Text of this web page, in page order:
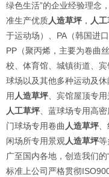
绿色生活”的企业经验理念
准生产优质人造草坪 ， 人
于运动场）、PA（韩国进
PP（聚丙烯，主要为卷曲
校、体育馆、城镇街道、
球场以及其他多种运动及
用 人造草坪 、宾馆屋顶专
人工草坪 、蓝球场专用高
门球场专用卷曲 人造草坪
闲场所专用景观 人造草坪等
广至国内各地，创造我们
标准上公司严格贯彻